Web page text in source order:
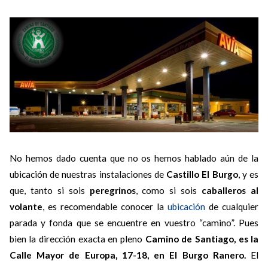
No hemos dado cuenta que no os hemos hablado aún de la
ubicación de nuestras instalaciones de Castillo El Burgo, y es
que, tanto si sois peregrinos, como si sois caballeros al
volante, es recomendable conocer laubicación de cualquier
parada y fonda que se encuentre en vuestro “camino”. Pues
bien la dirección exacta en pleno Camino de Santiago, es la
Calle Mayor de Europa, 17-18, en El Burgo Ranero. El